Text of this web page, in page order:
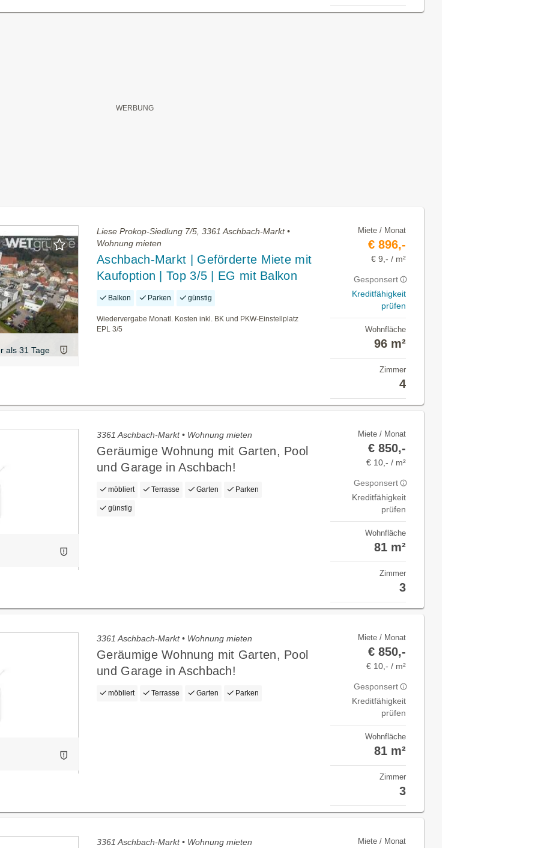
als 31 Tage
Liese Prokop-Siedlung 7/5, 3361 Aschbach-Markt •
Wohnung mieten
Aschbach-Markt | Geförderte Miete mit
Kaufoption | Top 3/5 | EG mit Balkon
Balkon Parken günstig
Wiedervergabe Monatl. Kosten inkl. BK und PKW-Einstellplatz
EPL 3/5
Miete / Monat
€ 896,-
€ 9,- / m²
Gesponsert
Kreditfähigkeit
prüfen
Wohnfläche
96 m²
Zimmer
4
3361 Aschbach-Markt • Wohnung mieten
Geräumige Wohnung mit Garten, Pool
und Garage in Aschbach!
möbliert Terrasse Garten Parken
günstig
Miete / Monat
€ 850,-
€ 10,- / m²
Gesponsert
Kreditfähigkeit
prüfen
Wohnfläche
81 m²
Zimmer
3
3361 Aschbach-Markt • Wohnung mieten
Geräumige Wohnung mit Garten, Pool
und Garage in Aschbach!
möbliert Terrasse Garten Parken
Miete / Monat
€ 850,-
€ 10,- / m²
Gesponsert
Kreditfähigkeit
prüfen
Wohnfläche
81 m²
Zimmer
3
3361 Aschbach-Markt • Wohnung mieten Miete / Monat